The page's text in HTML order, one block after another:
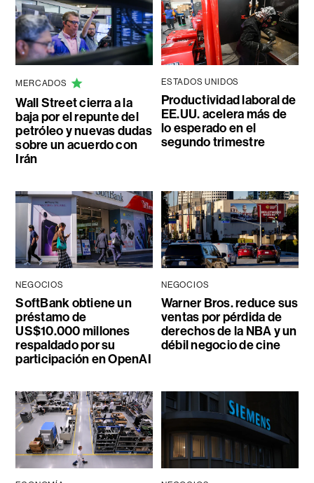
MERCADOS
Wall Street cierra a la
baja por el repunte del
petróleo y nuevas dudas
sobre un acuerdo con
Irán
ESTADOS UNIDOS
Productividad laboral de
EE.UU. acelera más de
lo esperado en el
segundo trimestre
NEGOCIOS
SoftBank obtiene un
préstamo de
US$10.000 millones
respaldado por su
participación en OpenAI
NEGOCIOS
Warner Bros. reduce sus
ventas por pérdida de
derechos de la NBA y un
débil negocio de cine